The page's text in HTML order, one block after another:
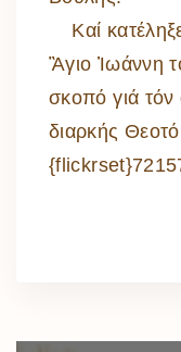
Καί
Ἃγιο Ἰωάννη
σκοπό γιά τόν
διαρκής